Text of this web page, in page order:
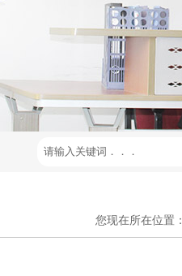
您现在所在位置：